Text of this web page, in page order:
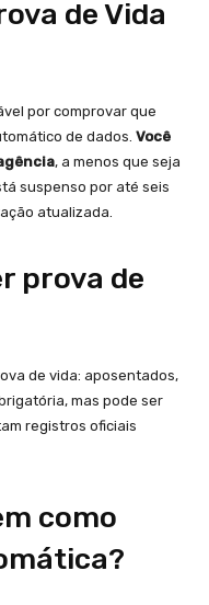
de Vida
por comprovar que
de dados. Você
, a menos que seja
suspenso por até seis
atualizada.
prova de
de vida: aposentados,
mas pode ser
registros oficiais
como